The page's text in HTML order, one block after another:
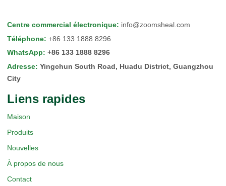
Centre commercial électronique: info@zoomsheal.com
Téléphone: +86 133 1888 8296
WhatsApp: +86 133 1888 8296
Adresse: Yingchun South Road, Huadu District, Guangzhou
City
Liens rapides
Maison
Produits
Nouvelles
À propos de nous
Contact